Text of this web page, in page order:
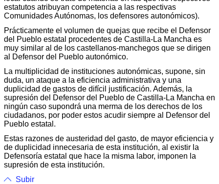
estatutos atribuyan competencia a las respectivas
Comunidades Autónomas, los defensores autonómicos).
Prácticamente el volumen de quejas que recibe el Defensor
del Pueblo estatal procedentes de Castilla-La Mancha es
muy similar al de los castellanos-manchegos que se dirigen
al Defensor del Pueblo autonómico.
La multiplicidad de instituciones autonómicas, supone, sin
duda, un ataque a la eficiencia administrativa y una
duplicidad de gastos de difícil justificación. Además, la
supresión del Defensor del Pueblo de Castilla-La Mancha en
ningún caso supondrá una merma de los derechos de los
ciudadanos, por poder estos acudir siempre al Defensor del
Pueblo estatal.
Estas razones de austeridad del gasto, de mayor eficiencia y
de duplicidad innecesaria de esta institución, al existir la
Defensoría estatal que hace la misma labor, imponen la
supresión de esta institución.
Subir